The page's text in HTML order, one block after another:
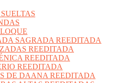
SAGRADA REEDITADA
REEDITADA
REEDITADA
REEDITADA
DE DAANA REEDITADA